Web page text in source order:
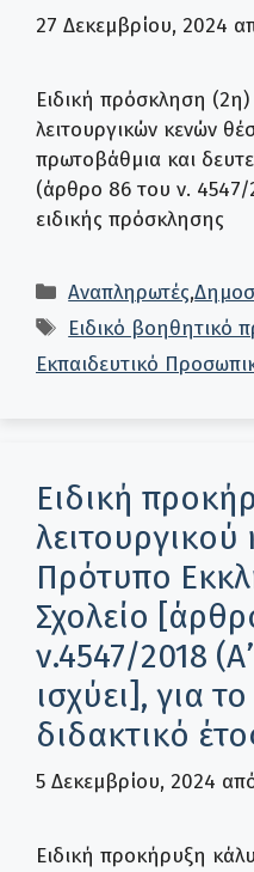
27 Δεκεμβρίου, 2024
Ειδική πρόσκληση
λειτουργικών κενών
πρωτοβάθμια και
(άρθρο 86 του ν.
ειδικής πρόσκλησης
Κατηγορίες
Αναπληρωτές,
Ετικέτες
Ειδικό βοηθητικό
Εκπαιδευτικό
Ειδική
λειτουργικού
Πρότυπο
Σχολείο
ν.4547/2018
ισχύει], για
διδακτικό
5 Δεκεμβρίου, 2024
Ειδική προκήρυξη